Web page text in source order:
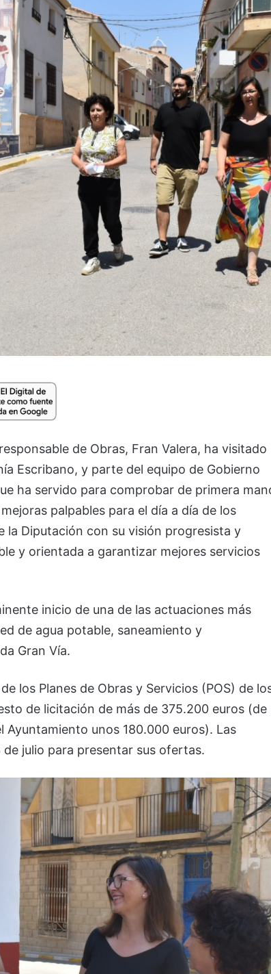
de Obras, Fran Valera, ha visitado
Escribano, y parte del equipo de Gobierno
ha servido para comprobar de primera
palpables para el día a día de los
la Diputación con su visión progresista y
y orientada a garantizar mejores servicios
inicio de una de las actuaciones más
de agua potable, saneamiento y
Gran Vía.
los Planes de Obras y Servicios (POS) de
de licitación de más de 375.200 euros (de
unos 180.000 euros). Las
julio para presentar sus ofertas.